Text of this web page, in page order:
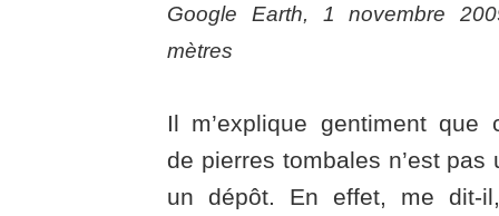
Google Earth, 1 novembre
mètres
Il m’explique gentiment que
de pierres tombales n’est pas
un dépôt. En effet, me dit-